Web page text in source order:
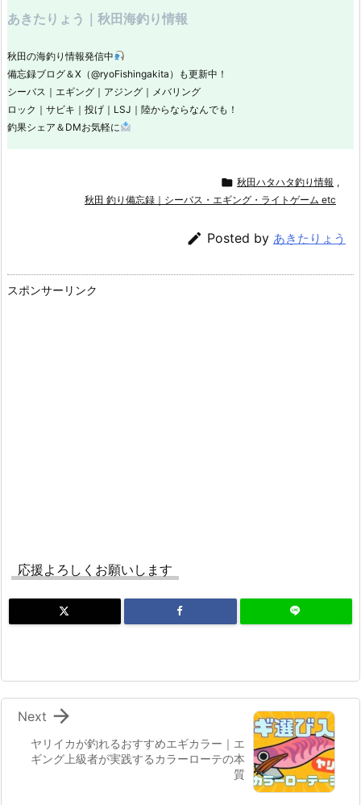
あきたりょう｜秋田海釣り情報
秋田の海釣り情報発信中
備忘録ブログ＆X（@ryoFishingakita）も更新中！
シーバス｜エギング｜アジング｜メバリング
ロック｜サビキ｜投げ｜LSJ｜陸からならなんでも！
釣果シェア＆DMお気軽に
 秋田ハタハタ釣り情報 ,
秋田 釣り備忘録｜シーバス・エギング・ライトゲーム etc
 Posted by あきたりょう
スポンサーリンク
応援よろしくお願いします
ヤリイカが釣れるおすすめエギカラー｜エ
ギング上級者が実践するカラーローテの本
質

Next